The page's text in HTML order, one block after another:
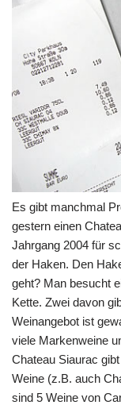
Es gibt manchmal
gestern einen
Jahrgang 2004 für
der Haken. Den
geht? Man besucht
Kette. Zwei davon
Weinangebot ist
viele Markenweine
Chateau Siaurac
Weine (z.B. auch
sind 5 Weine von